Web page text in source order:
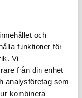
och
funktioner för
Vi
från din enhet
analysföretag som
kombinera
fel: ”Kommer